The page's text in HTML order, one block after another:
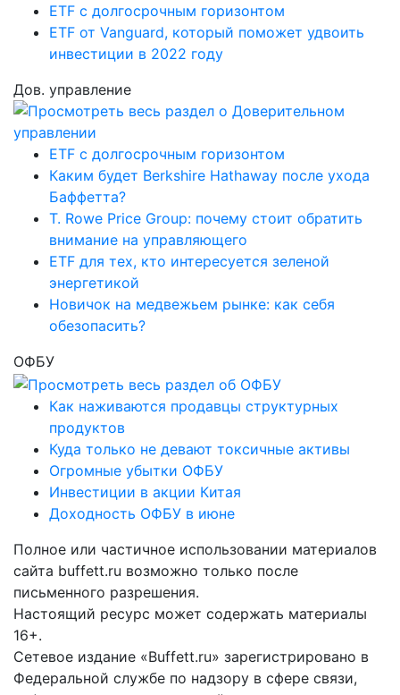
ETF с долгосрочным горизонтом
ETF от Vanguard, который поможет удвоить
инвестиции в 2022 году
Дов. управление
ETF с долгосрочным горизонтом
Каким будет Berkshire Hathaway после ухода
Баффетта?
T. Rowe Price Group: почему стоит обратить
внимание на управляющего
ETF для тех, кто интересуется зеленой
энергетикой
Новичок на медвежьем рынке: как себя
обезопасить?
ОФБУ
Как наживаются продавцы структурных
продуктов
Куда только не девают токсичные активы
Огромные убытки ОФБУ
Инвестиции в акции Китая
Доходность ОФБУ в июне
Полное или частичное использовании материалов
сайта buffett.ru возможно только после
письменного разрешения.
Настоящий ресурс может содержать материалы
16+.
Сетевое издание «Buffett.ru» зарегистрировано в
Федеральной службе по надзору в сфере связи,